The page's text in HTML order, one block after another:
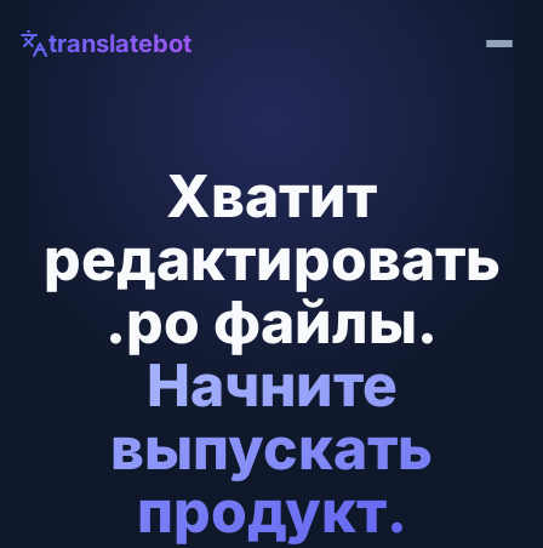
translatebot
Хватит
редактировать
.po файлы.
Начните
выпускать
продукт.